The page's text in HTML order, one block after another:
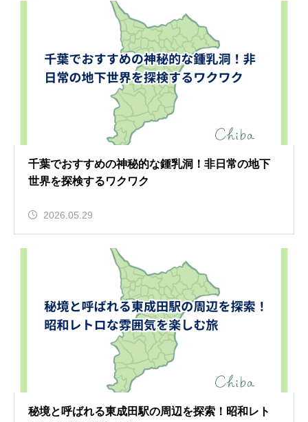
千葉でおすすめの神秘的な鍾乳洞！非日常の地下
世界を探検するワクワク
2026.05.29
秘境と呼ばれる東成田駅の周辺を探索！昭和レト